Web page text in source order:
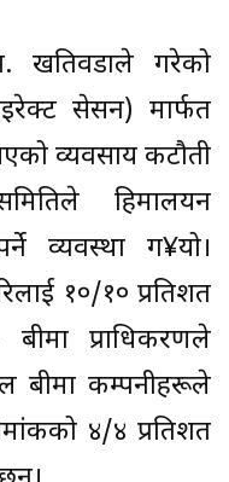
खतिवडाले गरेको
सेसन) मार्फत
व्यवसाय कटौती
हिमालयन
व्यवस्था ग¥यो।
१०/१० प्रतिशत
बीमा प्राधिकरणले
बीमा कम्पनीहरूले
४/४ प्रतिशत